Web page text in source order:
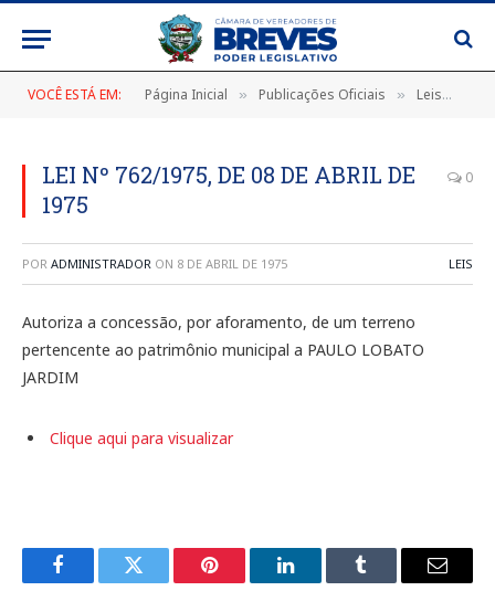
VOCÊ ESTÁ EM: Página Inicial » Publicações Oficiais » Leis
LEI Nº 762/1975, DE 08 DE ABRIL DE
1975
0
POR ADMINISTRADOR ON 8 DE ABRIL DE 1975 LEIS
Autoriza a concessão, por aforamento, de um terreno
pertencente ao patrimônio municipal a PAULO LOBATO
JARDIM
Clique aqui para visualizar
FacebookTwitter Pinterest LinkedInTumblr
E-